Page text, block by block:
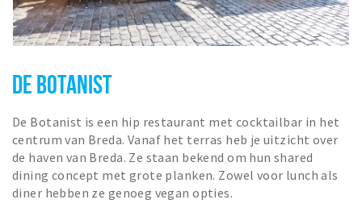
DE BOTANIST
De Botanist is een hip restaurant met cocktailbar in het
centrum van Breda. Vanaf het terras heb je uitzicht over
de haven van Breda. Ze staan bekend om hun shared
dining concept met grote planken. Zowel voor lunch als
diner hebben ze genoeg vegan opties.